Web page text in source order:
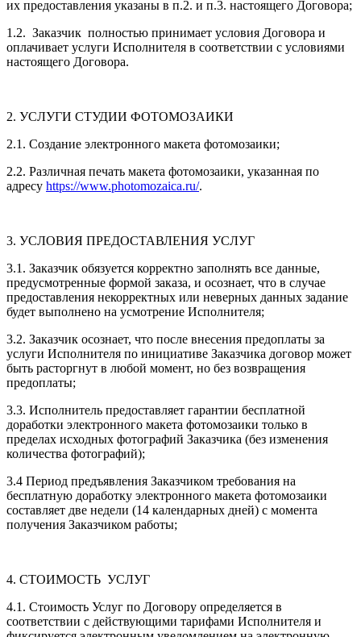
их предоставления указаны в п.2. и п.3. настоящего Договора;
1.2. Заказчик полностью принимает условия Договора и
оплачивает услуги Исполнителя в соответствии с условиями
настоящего Договора.
2. УСЛУГИ СТУДИИ ФОТОМОЗАИКИ
2.1. Создание электронного макета фотомозаики;
2.2. Различная печать макета фотомозаики, указанная по
адресу https://www.photomozaica.ru/.
3. УСЛОВИЯ ПРЕДОСТАВЛЕНИЯ УСЛУГ
3.1. Заказчик обязуется корректно заполнять все данные,
предусмотренные формой заказа, и осознает, что в случае
предоставления некорректных или неверных данных задание
будет выполнено на усмотрение Исполнителя;
3.2. Заказчик осознает, что после внесения предоплаты за
услуги Исполнителя по инициативе Заказчика договор может
быть расторгнут в любой момент, но без возвращения
предоплаты;
3.3. Исполнитель предоставляет гарантии бесплатной
доработки электронного макета фотомозаики только в
пределах исходных фотографий Заказчика (без изменения
количества фотографий);
3.4 Период предъявления Заказчиком требования на
бесплатную доработку электронного макета фотомозаики
составляет две недели (14 календарных дней) с момента
получения Заказчиком работы;
4. СТОИМОСТЬ УСЛУГ
4.1. Стоимость Услуг по Договору определяется в
соответствии с действующими тарифами Исполнителя и